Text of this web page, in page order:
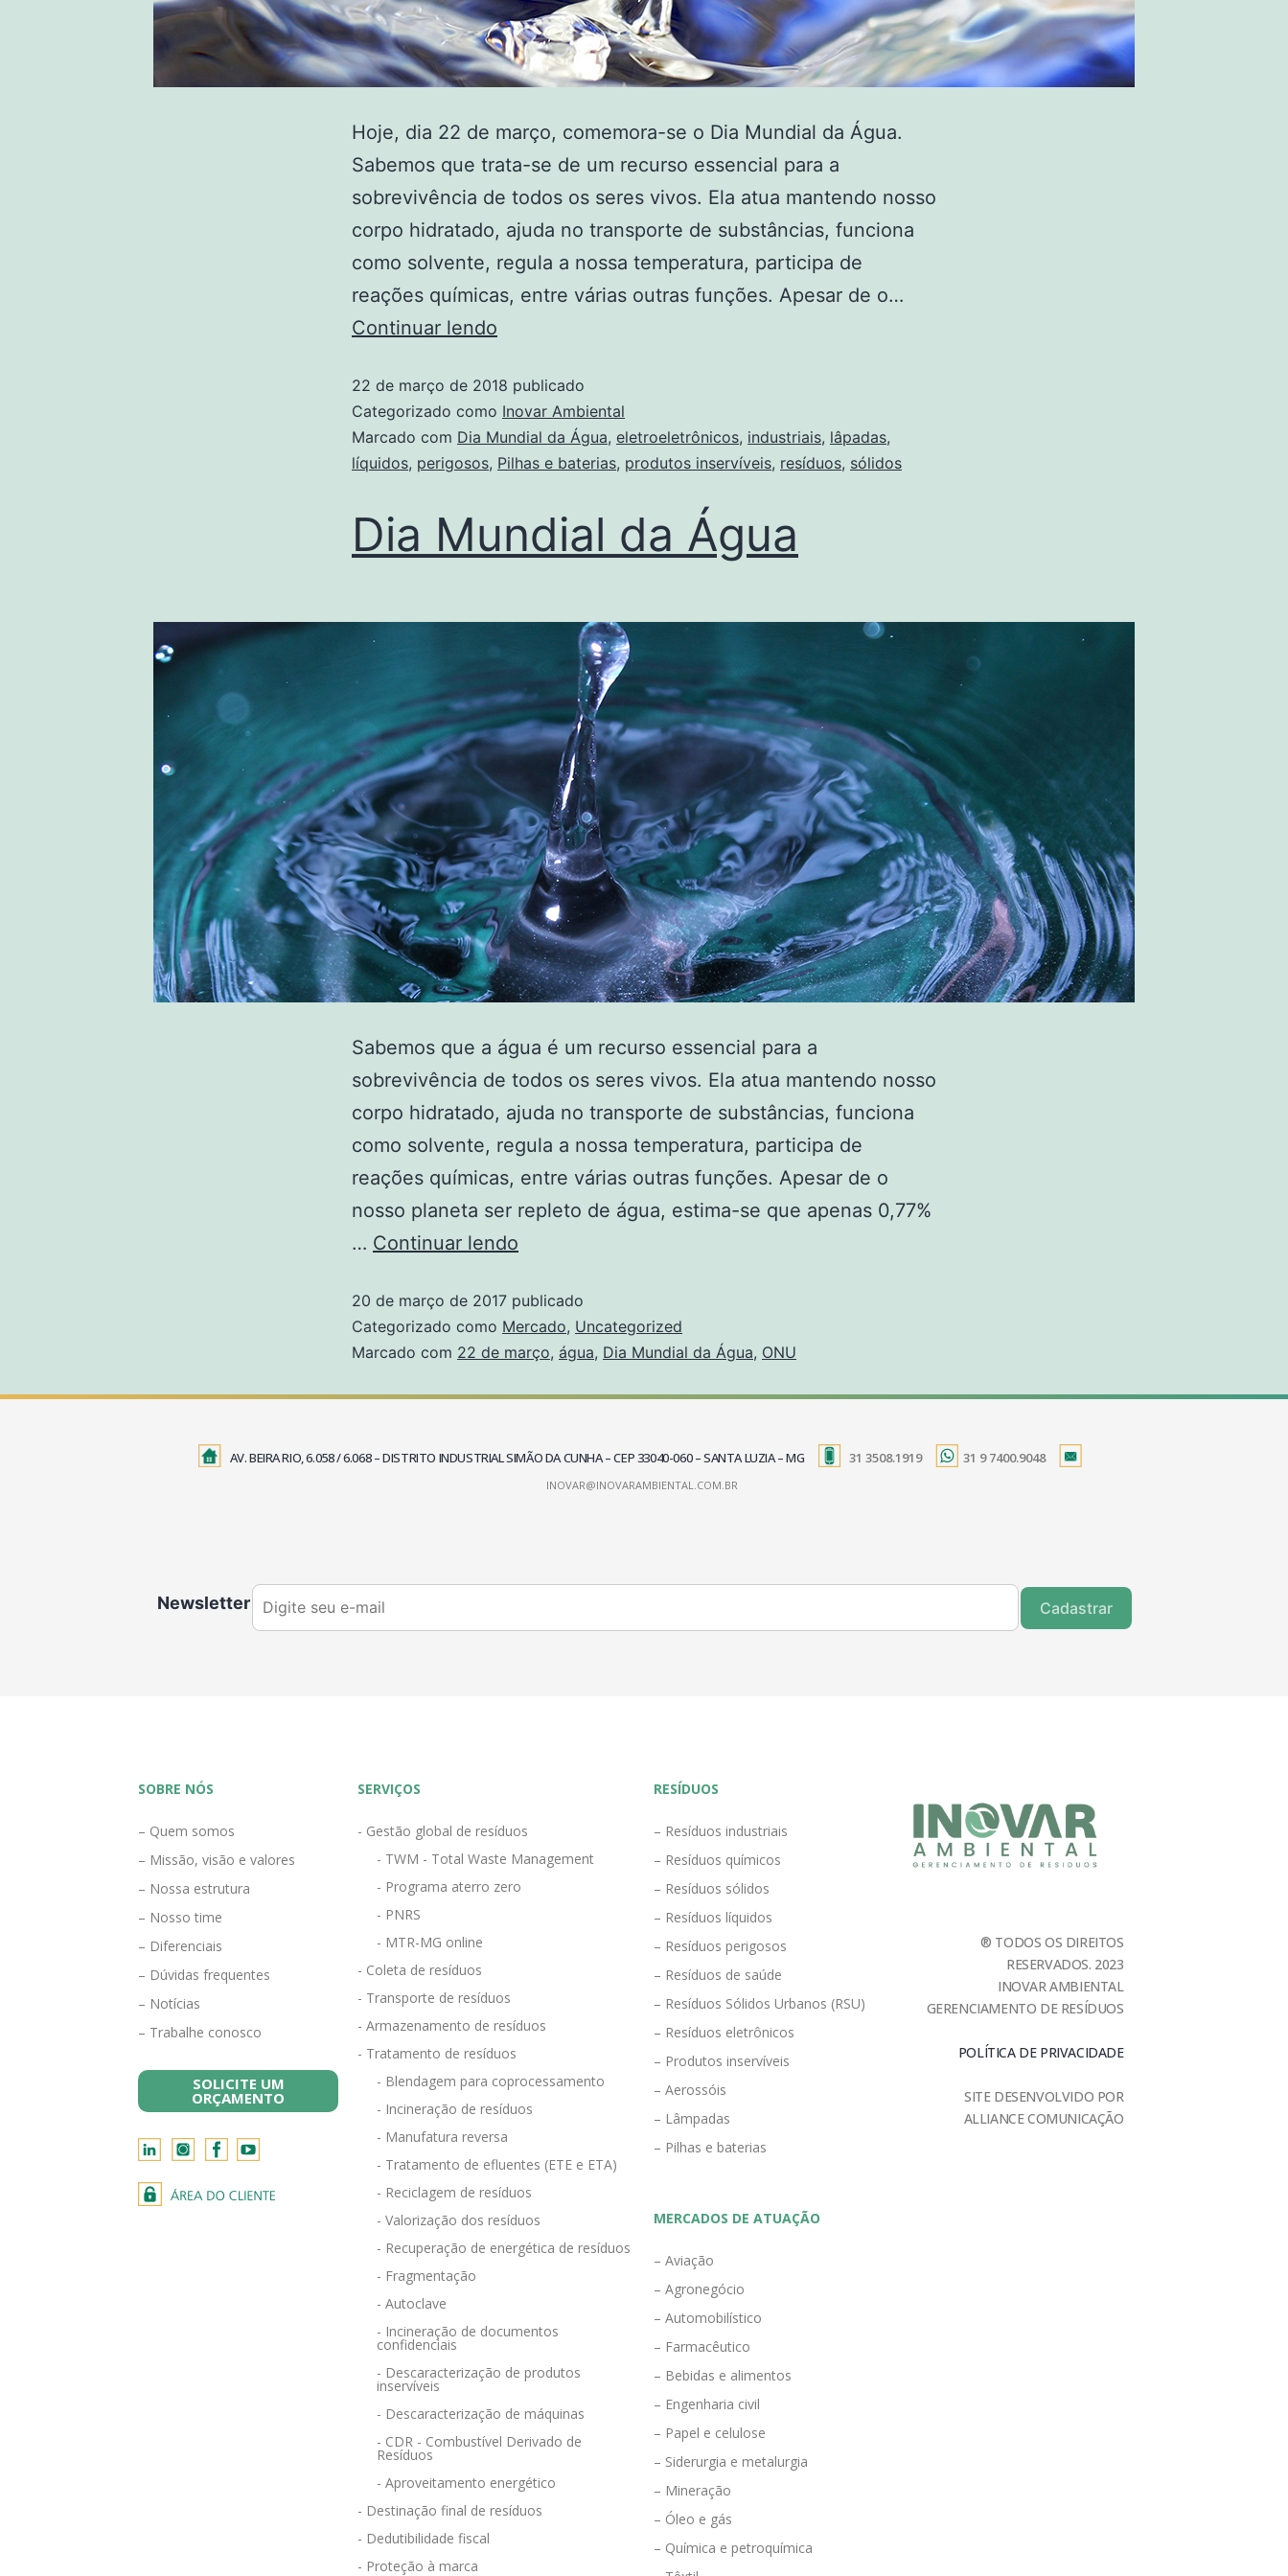
Hoje, dia 22 de março, comemora-se o Dia Mundial da Água.
Sabemos que trata-se de um recurso essencial para a
sobrevivência de todos os seres vivos. Ela atua mantendo nosso
corpo hidratado, ajuda no transporte de substâncias, funciona
como solvente, regula a nossa temperatura, participa de
reações químicas, entre várias outras funções. Apesar de o…
Continuar lendo
22 de março de 2018 publicado
Categorizado como Inovar Ambiental
Marcado com Dia Mundial da Água, eletroeletrônicos, industriais, lâpadas,
líquidos, perigosos, Pilhas e baterias, produtos inservíveis, resíduos, sólidos
Dia Mundial da Água
Sabemos que a água é um recurso essencial para a
sobrevivência de todos os seres vivos. Ela atua mantendo nosso
corpo hidratado, ajuda no transporte de substâncias, funciona
como solvente, regula a nossa temperatura, participa de
reações químicas, entre várias outras funções. Apesar de o
nosso planeta ser repleto de água, estima-se que apenas 0,77%
… Continuar lendo
20 de março de 2017 publicado
Categorizado como Mercado, Uncategorized
Marcado com 22 de março, água, Dia Mundial da Água, ONU
AV. BEIRA RIO, 6.058 / 6.068 – DISTRITO INDUSTRIAL SIMÃO DA CUNHA – CEP 33040-060 – SANTA LUZIA – MG 31 3508.1919 31 9 7400.9048
INOVAR@INOVARAMBIENTAL.COM.BR
Newsletter Cadastrar
SOBRE NÓS
– Quem somos
– Missão, visão e valores
– Nossa estrutura
– Nosso time
– Diferenciais
– Dúvidas frequentes
– Notícias
– Trabalhe conosco
SOLICITE UM
ORÇAMENTO
SERVIÇOS
- Gestão global de resíduos
- TWM - Total Waste Management
- Programa aterro zero
- PNRS
- MTR-MG online
- Coleta de resíduos
- Transporte de resíduos
- Armazenamento de resíduos
- Tratamento de resíduos
- Blendagem para coprocessamento
- Incineração de resíduos
- Manufatura reversa
- Tratamento de efluentes (ETE e ETA)
- Reciclagem de resíduos
- Valorização dos resíduos
- Recuperação de energética de resíduos
- Fragmentação
- Autoclave
- Incineração de documentos
confidenciais
- Descaracterização de produtos
inservíveis
- Descaracterização de máquinas
- CDR - Combustível Derivado de
Resíduos
- Aproveitamento energético
- Destinação final de resíduos
- Dedutibilidade fiscal
- Proteção à marca
RESÍDUOS
– Resíduos industriais
– Resíduos químicos
– Resíduos sólidos
– Resíduos líquidos
– Resíduos perigosos
– Resíduos de saúde
– Resíduos Sólidos Urbanos (RSU)
– Resíduos eletrônicos
– Produtos inservíveis
– Aerossóis
– Lâmpadas
– Pilhas e baterias
MERCADOS DE ATUAÇÃO
– Aviação
– Agronegócio
– Automobilístico
– Farmacêutico
– Bebidas e alimentos
– Engenharia civil
– Papel e celulose
– Siderurgia e metalurgia
– Mineração
– Óleo e gás
– Química e petroquímica
® TODOS OS DIREITOS
RESERVADOS. 2023
INOVAR AMBIENTAL
GERENCIAMENTO DE RESÍDUOS
POLÍTICA DE PRIVACIDADE
SITE DESENVOLVIDO POR
ALLIANCE COMUNICAÇÃO